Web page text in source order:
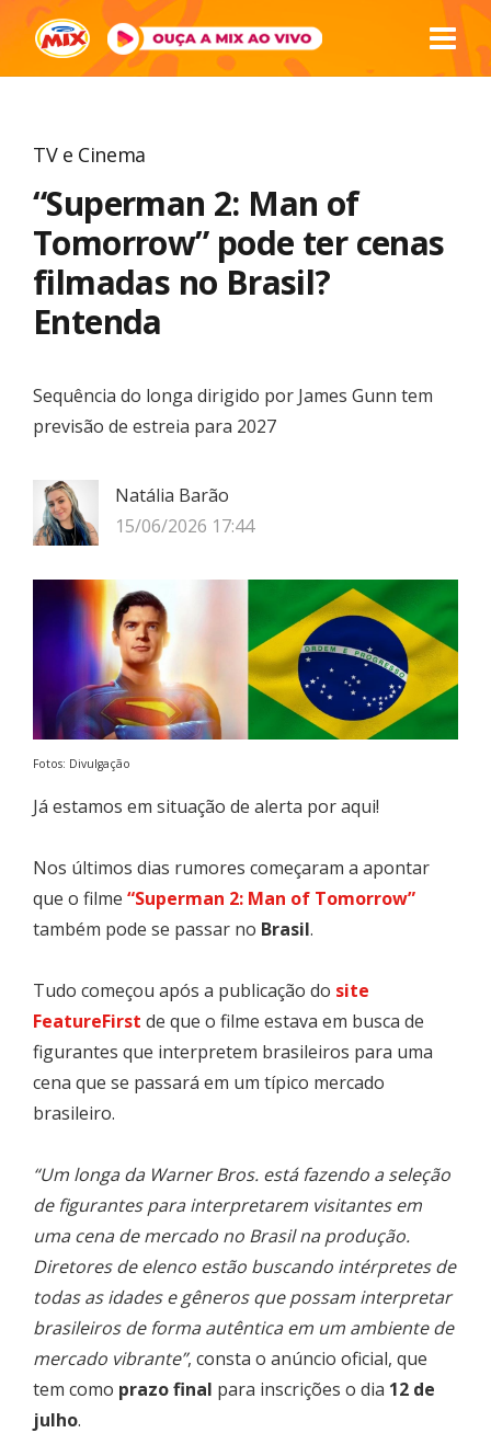
TV e Cinema
“Superman 2: Man of
Tomorrow” pode ter cenas
filmadas no Brasil?
Entenda
Sequência do longa dirigido por James Gunn tem
previsão de estreia para 2027
Natália Barão
15/06/2026 17:44
Fotos: Divulgação
Já estamos em situação de alerta por aqui!
Nos últimos dias rumores começaram a apontar
que o filme “Superman 2: Man of Tomorrow”
também pode se passar no Brasil.
Tudo começou após a publicação do site
FeatureFirst de que o filme estava em busca de
figurantes que interpretem brasileiros para uma
cena que se passará em um típico mercado
brasileiro.
“Um longa da Warner Bros. está fazendo a seleção
de figurantes para interpretarem visitantes em
uma cena de mercado no Brasil na produção.
Diretores de elenco estão buscando intérpretes de
todas as idades e gêneros que possam interpretar
brasileiros de forma autêntica em um ambiente de
mercado vibrante”, consta o anúncio oficial, que
tem como prazo final para inscrições o dia 12 de
julho.